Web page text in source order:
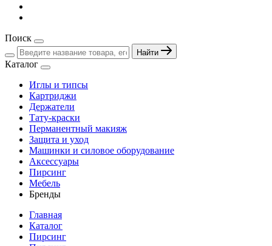
Поиск
Найти
Каталог
Иглы и типсы
Картриджи
Держатели
Тату-краски
Перманентный макияж
Защита и уход
Машинки и силовое оборудование
Аксессуары
Пирсинг
Мебель
Бренды
Главная
Каталог
Пирсинг